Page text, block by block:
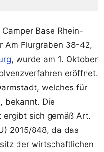
Base Rhein-
Am Flurgraben 38-42,
, wurde am 1. Oktober
eröffnet.
welches für
bekannt. Die
ergibt sich gemäß Art.
2015/848, da das
der wirtschaftlichen